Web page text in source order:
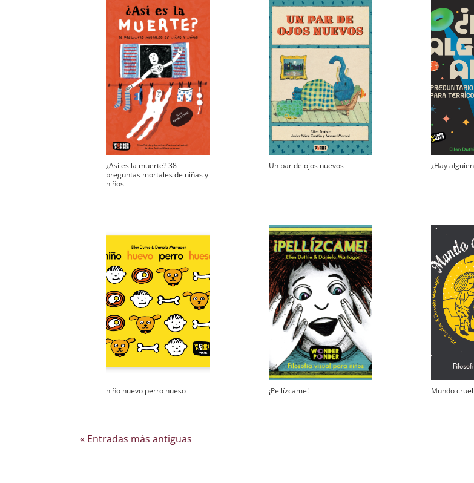
¿Así es la muerte? 38
preguntas mortales de niñas y
niños
Un par de ojos nuevos ¿Hay
niño huevo perro hueso ¡Pellízcame! Mundo cruel
« Entradas más antiguas